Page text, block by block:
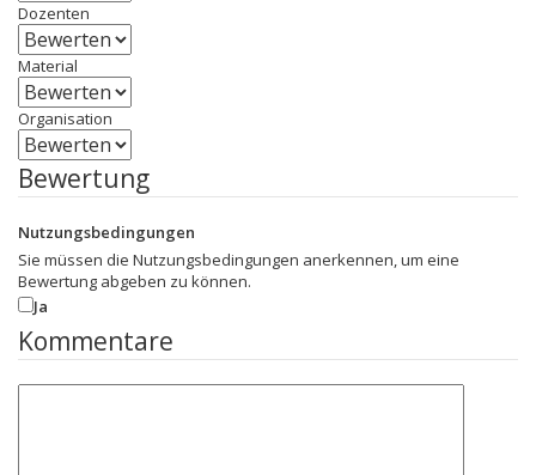
Dozenten
Material
Organisation
Bewertung
Nutzungsbedingungen
Sie müssen die Nutzungsbedingungen anerkennen, um eine
Bewertung abgeben zu können.
Ja
Kommentare